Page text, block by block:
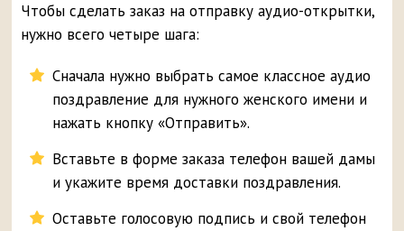
Чтобы сделать заказ на отправку аудио-открытки,
нужно всего четыре шага:
Сначала нужно выбрать самое классное аудио
поздравление для нужного женского имени и
нажать кнопку «Отправить».
Вставьте в форме заказа телефон вашей дамы
и укажите время доставки поздравления.
Оставьте голосовую подпись и свой телефон